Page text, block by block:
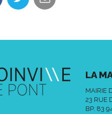
LA
MAIRIE
23 RUE
BP. 83